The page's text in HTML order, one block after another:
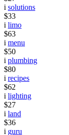
i solutions
$33
i limo
$63
i menu
$50
i plumbing
$80
i recipes
$62
i lighting
$27
i land
$36
i guru